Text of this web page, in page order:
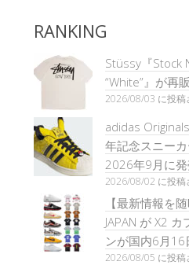
RANKING
Stüssy『Stock
“White”』が再販
2026/08/03 に投稿
adidas
年記念スニー
2026年9月に
2026/08/02 に投稿
【最新情報を
JAPAN が X2
ンが国内6月16
2026/08/05 に投稿